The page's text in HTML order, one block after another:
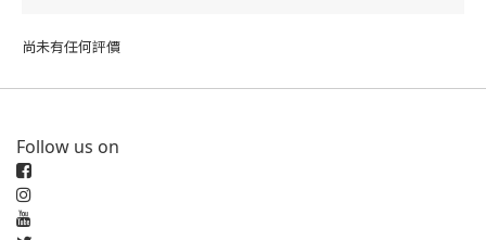
尚未有任何評價
Follow us on